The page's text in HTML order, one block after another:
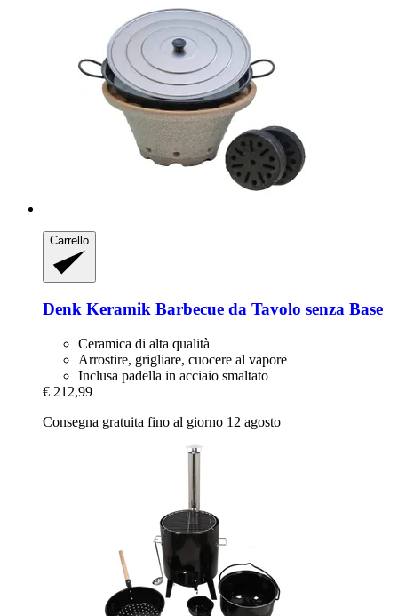
Carrello
Denk Keramik Barbecue da Tavolo senza Base
Ceramica di alta qualità
Arrostire, grigliare, cuocere al vapore
Inclusa padella in acciaio smaltato
€ 212,99
Consegna gratuita fino al giorno 12 agosto